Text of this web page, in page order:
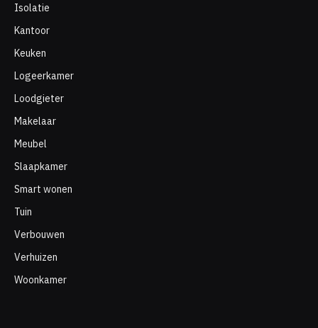
Isolatie
Kantoor
Keuken
Logeerkamer
Loodgieter
Makelaar
Meubel
Slaapkamer
Smart wonen
Tuin
Verbouwen
Verhuizen
Woonkamer